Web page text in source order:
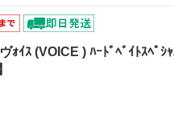
ｫｲｽ (VOICE ) ﾊｰﾄﾞﾍﾞｲﾄｽﾍﾟ